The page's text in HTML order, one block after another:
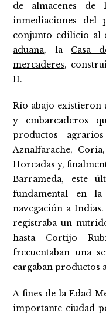
de almacenes
inmediaciones del
conjunto edilicio al
aduana, la Casa
mercaderes,
II.
Río abajo existieron
y embarcaderos
productos
Aznalfarache,
Horcadas y,
Barrameda, este
fundamental en
navegación a
registraba un
hasta Cortijo
frecuentaban una
cargaban productos
A fines de la Edad
importante ciudad